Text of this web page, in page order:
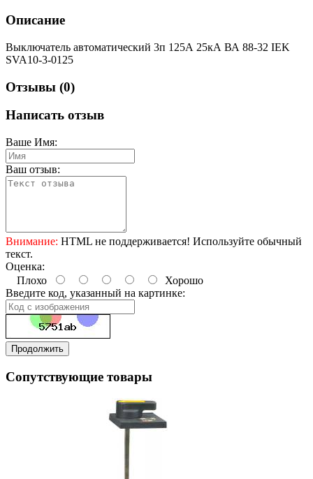
Описание
Выключатель автоматический 3п 125А 25кА ВА 88-32 IEK
SVA10-3-0125
Отзывы (0)
Написать отзыв
Ваше Имя:
Ваш отзыв:
Внимание: HTML не поддерживается! Используйте обычный
текст.
Оценка:
Плохо
Хорошо
Введите код, указанный на картинке:
Продолжить
Сопутствующие товары